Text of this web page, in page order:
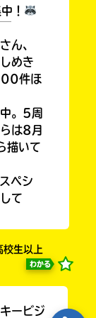
！
ん、
めき
件ほ
。5周
は8月
描いて
ペシ
て
生以上
わかる
ービジ